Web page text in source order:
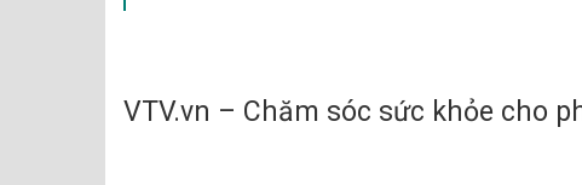
VTV.vn – Chăm sóc sức khỏe cho